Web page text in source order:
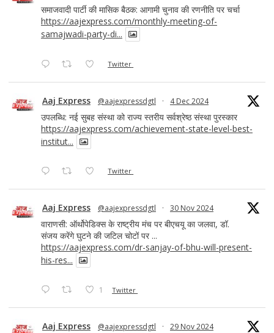
समाजवादी पार्टी की मासिक बैठक: आगामी चुनाव की रणनीति पर चर्चा
https://aajexpress.com/monthly-meeting-of-
samajwadi-party-di...
Twitter
Aaj Express @aajexpressdgtl · 4 Dec 2024
उपलब्धि: नई सुबह संस्था को राज्य स्तरीय सर्वश्रेष्ठ संस्था पुरस्कार
https://aajexpress.com/achievement-state-level-best-
institut...
Twitter
Aaj Express @aajexpressdgtl · 30 Nov 2024
वाराणसी: ऑर्थोपेडिक्स के राष्ट्रीय मंच पर बीएचयू का जलवा, डॉ.
संजय करेंगे घुटने की जटिल चोटों पर ...
https://aajexpress.com/dr-sanjay-of-bhu-will-present-
his-res...
1 Twitter
Aaj Express @aajexpressdgtl · 29 Nov 2024